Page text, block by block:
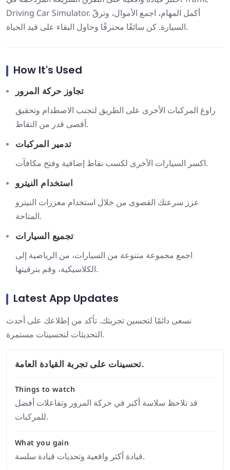
Driving Car Simulator. أكمل المهام، اجمع الأموال، وترقّ
السيارة. كن سائقًا محترفًا وحاول البقاء على قيد الحياة.
How It's Used
تجاوز حركة المرور
راوغ المركبات الأخرى على الطريق لتجنب الاصطدام وتحقيق
أقصى قدر من النقاط.
تدمير المركبات
اكسر السيارات الأخرى لكسب نقاط إضافية وفتح مكافآت.
استخدام النيترو
عزز سرعتك القصوى من خلال استخدام معززات النيترو
المتاحة.
تجميع السيارات
اجمع مجموعة متنوعة من السيارات، من الرياضية إلى
الكلاسيكية، وقم بترقيتها.
Latest App Updates
نسعى دائمًا لتحسين تجربتك. تأكد من إطلاعك على أحدث
التحديثات لتحسينات مستمرة.
تحسينات على تجربة القيادة العامة.
Things to watch
قد تلاحظ سلاسة أكبر في حركة المرور وتفاعلات أفضل
للمركبات.
What you gain
قيادة أكثر واقعية وتحديات قيادة سلسة.